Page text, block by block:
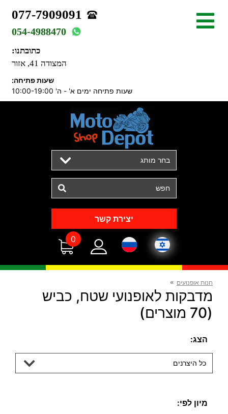
077-7909091
054-4988470
כתובתנו:
המצודה 41, אזור
שעות פתיחה:
שעות פתיחה ימים א' - ה' 10:00-19:00
בחר מותג
יצירת קשר
0
חנות אופנועים »
מדבקות לאופנועי שטח, כביש
(70 מוצרים)
הצג:
כל היצרנים
מיון לפי: